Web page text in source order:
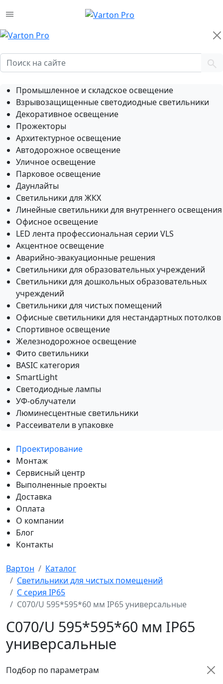
Промышленное и складское освещение
Взрывозащищенные светодиодные светильники
Декоративное освещение
Прожекторы
Архитектурное освещение
Автодорожное освещение
Уличное освещение
Парковое освещение
Даунлайты
Светильники для ЖКХ
Линейные светильники для внутреннего освещения
Офисное освещение
LED лента профессиональная серии VLS
Акцентное освещение
Аварийно-эвакуационные решения
Светильники для образовательных учреждений
Светильники для дошкольных образовательных
учреждений
Светильники для чистых помещений
Офисные светильники для нестандартных потолков
Спортивное освещение
Железнодорожное освещение
Фито светильники
BASIC категория
SmartLight
Светодиодные лампы
УФ-облучатели
Люминесцентные светильники
Рассеиватели в упаковке
Проектирование
Монтаж
Сервисный центр
Выполненные проекты
Доставка
Оплата
О компании
Блог
Контакты
Вартон
Каталог
Светильники для чистых помещений
C серия IP65
C070/U 595*595*60 мм IP65 универсальные
C070/U 595*595*60 мм IP65
универсальные
Подбор по параметрам